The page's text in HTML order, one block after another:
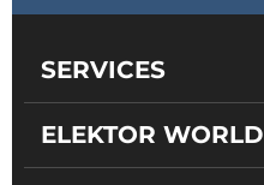
SERVICES
ELEKTOR WORLD